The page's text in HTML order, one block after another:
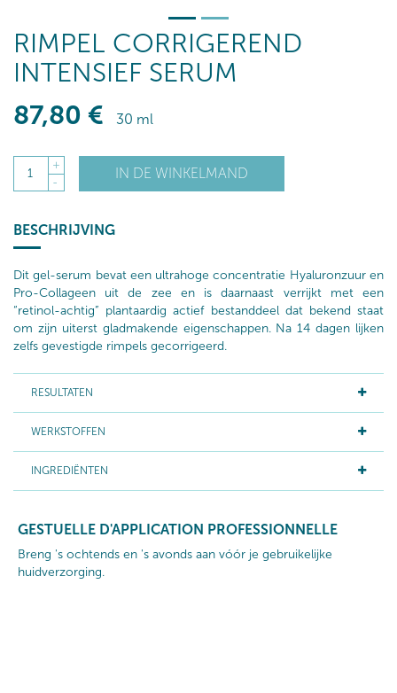
RIMPEL CORRIGEREND
INTENSIEF SERUM
87,80 € 30 ml
1
+
-
IN DE WINKELMAND
BESCHRIJVING
Dit gel-serum bevat een ultrahoge concentratie Hyaluronzuur en
Pro-Collageen uit de zee en is daarnaast verrijkt met een
“retinol-achtig” plantaardig actief bestanddeel dat bekend staat
om zijn uiterst gladmakende eigenschappen. Na 14 dagen lijken
zelfs gevestigde rimpels gecorrigeerd.
RESULTATEN
WERKSTOFFEN
INGREDIËNTEN
GESTUELLE D'APPLICATION PROFESSIONNELLE
Breng 's ochtends en 's avonds aan vóór je gebruikelijke
huidverzorging.